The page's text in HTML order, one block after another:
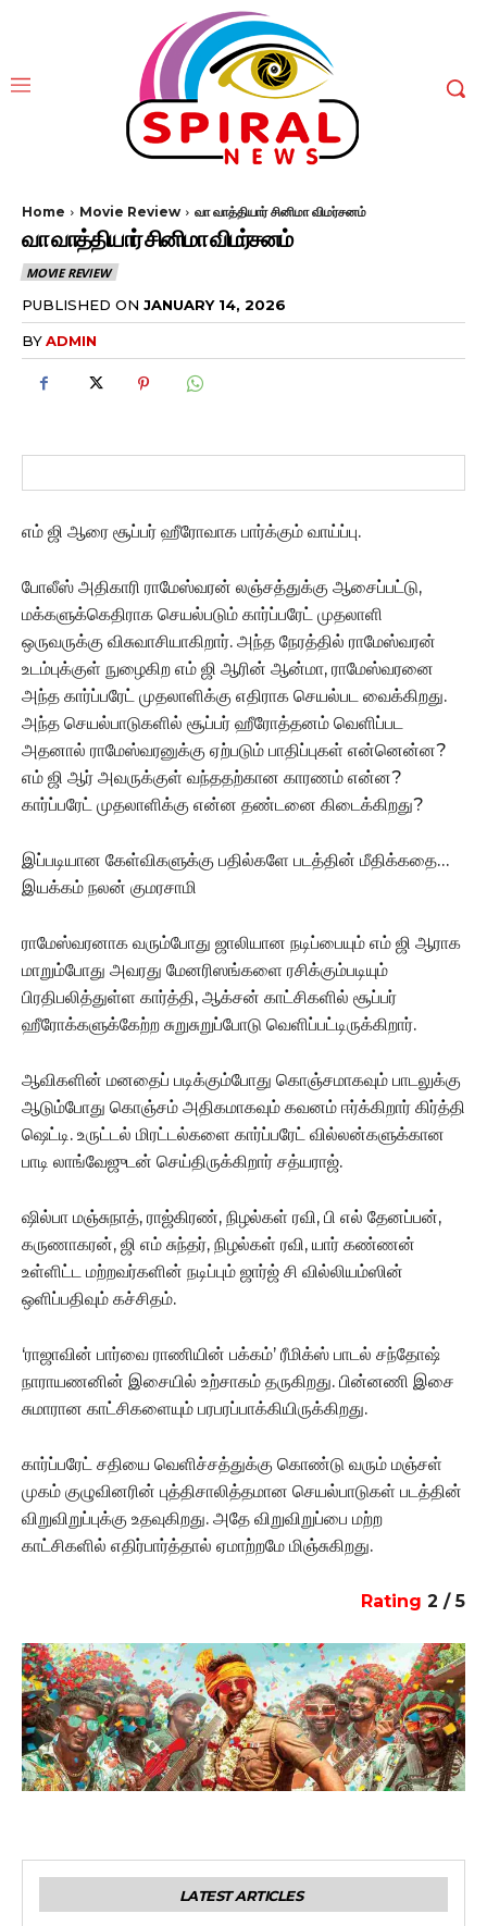
Home Movie Review வா வாத்தியார் சினிமா விமர்சனம்
வா வாத்தியார் சினிமா விமர்சனம்
MOVIE REVIEW
PUBLISHED ON JANUARY 14, 2026
BYADMIN
எம் ஜி ஆரை சூப்பர் ஹீரோவாக பார்க்கும் வாய்ப்பு.
போலீஸ் அதிகாரி ராமேஸ்வரன் லஞ்சத்துக்கு ஆசைப்பட்டு,
மக்களுக்கெதிராக செயல்படும் கார்ப்பரேட் முதலாளி
ஒருவருக்கு விசுவாசியாகிறார். அந்த நேரத்தில் ராமேஸ்வரன்
உடம்புக்குள் நுழைகிற எம் ஜி ஆரின் ஆன்மா, ராமேஸ்வரனை
அந்த கார்ப்பரேட் முதலாளிக்கு எதிராக செயல்பட வைக்கிறது.
அந்த செயல்பாடுகளில் சூப்பர் ஹீரோத்தனம் வெளிப்பட
அதனால் ராமேஸ்வரனுக்கு ஏற்படும் பாதிப்புகள் என்னென்ன?
எம் ஜி ஆர் அவருக்குள் வந்ததற்கான காரணம் என்ன?
கார்ப்பரேட் முதலாளிக்கு என்ன தண்டனை கிடைக்கிறது?
இப்படியான கேள்விகளுக்கு பதில்களே படத்தின் மீதிக்கதை…
இயக்கம் நலன் குமரசாமி
ராமேஸ்வரனாக வரும்போது ஜாலியான நடிப்பையும் எம் ஜி ஆராக
மாறும்போது அவரது மேனரிஸங்களை ரசிக்கும்படியும்
பிரதிபலித்துள்ள கார்த்தி, ஆக்சன் காட்சிகளில் சூப்பர்
ஹீரோக்களுக்கேற்ற சுறுசுறுப்போடு வெளிப்பட்டிருக்கிறார்.
ஆவிகளின் மனதைப் படிக்கும்போது கொஞ்சமாகவும் பாடலுக்கு
ஆடும்போது கொஞ்சம் அதிகமாகவும் கவனம் ஈர்க்கிறார் கிர்த்தி
ஷெட்டி. உருட்டல் மிரட்டல்களை கார்ப்பரேட் வில்லன்களுக்கான
பாடி லாங்வேஜுடன் செய்திருக்கிறார் சத்யராஜ்.
ஷில்பா மஞ்சுநாத், ராஜ்கிரண், நிழல்கள் ரவி, பி எல் தேனப்பன்,
கருணாகரன், ஜி எம் சுந்தர், நிழல்கள் ரவி, யார் கண்ணன்
உள்ளிட்ட மற்றவர்களின் நடிப்பும் ஜார்ஜ் சி வில்லியம்ஸின்
ஒளிப்பதிவும் கச்சிதம்.
‘ராஜாவின் பார்வை ராணியின் பக்கம்’ ரீமிக்ஸ் பாடல் சந்தோஷ்
நாராயணனின் இசையில் உற்சாகம் தருகிறது. பின்னணி இசை
சுமாரான காட்சிகளையும் பரபரப்பாக்கியிருக்கிறது.
கார்ப்பரேட் சதியை வெளிச்சத்துக்கு கொண்டு வரும் மஞ்சள்
முகம் குழுவினரின் புத்திசாலித்தமான செயல்பாடுகள் படத்தின்
விறுவிறுப்புக்கு உதவுகிறது. அதே விறுவிறுப்பை மற்ற
காட்சிகளில் எதிர்பார்த்தால் ஏமாற்றமே மிஞ்சுகிறது.
Rating 2 / 5
LATEST ARTICLES